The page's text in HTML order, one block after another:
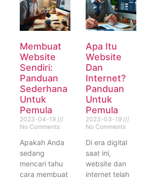
Membuat
Website
Sendiri:
Panduan
Sederhana
Untuk
Pemula
2023-04-19
No Comments
Apakah Anda
sedang
mencari tahu
cara membuat
Apa Itu
Website
Dan
Internet?
Panduan
Untuk
Pemula
2023-03-19
No Comments
Di era digital
saat ini,
website dan
internet telah